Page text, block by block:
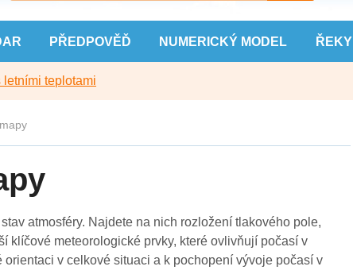
PŘEDPOVĚĎ NUMERICKÝ MODEL ŘEKY
letními teplotami
atmosféry. Najdete na nich rozložení tlakového pole,
klíčové meteorologické prvky, které ovlivňují počasí v
v celkové situaci a k pochopení vývoje počasí v